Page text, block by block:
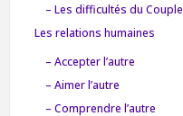
– Les difficultés du Couple
Les relations humaines
– Accepter l’autre
– Aimer l’autre
– Comprendre l’autre